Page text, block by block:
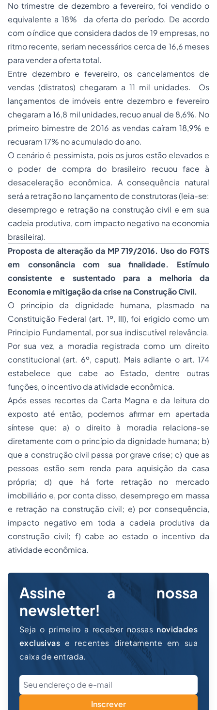
No trimestre de dezembro a fevereiro, foi vendido o
equivalente a 18% da oferta do período. De acordo
com o índice que considera dados de 19 empresas, no
ritmo recente, seriam necessários cerca de 16,6 meses
para vender a oferta total.
Entre dezembro e fevereiro, os cancelamentos de
vendas (distratos) chegaram a 11 mil unidades. Os
lançamentos de imóveis entre dezembro e fevereiro
chegaram a 16,8 mil unidades, recuo anual de 8,6%. No
primeiro bimestre de 2016 as vendas caíram 18,9% e
recuaram 17% no acumulado do ano.
O cenário é pessimista, pois os juros estão elevados e
o poder de compra do brasileiro recuou face à
desaceleração econômica. A consequência natural
será a retração no lançamento de construtoras (leia-se:
desemprego e retração na construção civil e em sua
cadeia produtiva, com impacto negativo na economia
brasileira).
Proposta de alteração da MP 719/2016. Uso do FGTS
em consonância com sua finalidade. Estímulo
consistente e sustentado para a melhoria da
Economia e mitigação da crise na Construção Civil.
O princípio da dignidade humana, plasmado na
Constituição Federal (art. 1º, III), foi erigido como um
Principio Fundamental, por sua indiscutível relevância.
Por sua vez, a moradia registrada como um direito
constitucional (art. 6º, caput). Mais adiante o art. 174
estabelece que cabe ao Estado, dentre outras
funções, o incentivo da atividade econômica.
Após esses recortes da Carta Magna e da leitura do
exposto até então, podemos afirmar em apertada
síntese que: a) o direito à moradia relaciona-se
diretamente com o princípio da dignidade humana; b)
que a construção civil passa por grave crise; c) que as
pessoas estão sem renda para aquisição da casa
própria; d) que há forte retração no mercado
imobiliário e, por conta disso, desemprego em massa
e retração na construção civil; e) por consequência,
impacto negativo em toda a cadeia produtiva da
construção civil; f) cabe ao estado o incentivo da
atividade econômica.
Assine a nossa
newsletter!
Seja o primeiro a receber nossas novidades
exclusivas e recentes diretamente em sua
caixa de entrada.
Inscrever